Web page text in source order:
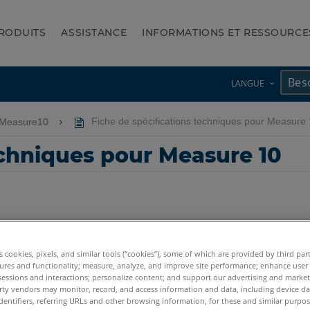
ASSISTANCE INFORMATIONS ET
LANGUE
Fiche de spécifications techniques pour Measure
pour Measure 10
cookies, pixels, and similar tools (“cookies”), some of which are provided by third
and functionality; measure, analyze, and improve site performance; enhance user
and interactions; personalize content; and support our advertising and
vendors may monitor, record, and access information and data, including device
referring URLs and other browsing information, for these and similar